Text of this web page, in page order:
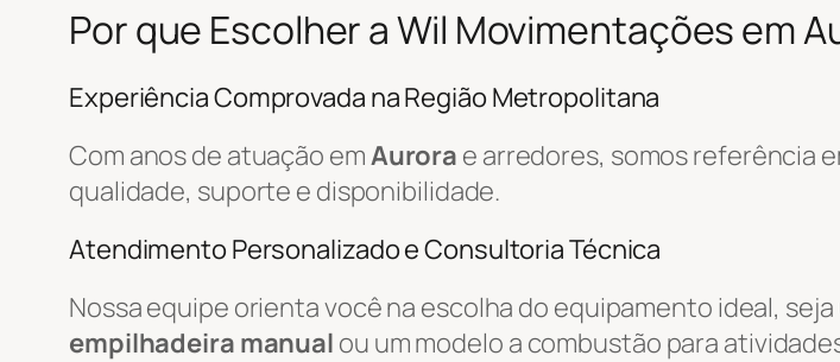
Por que Escolher a Wil Movimentações em
Experiência Comprovada na Região Metropolitana
Com anos de atuação emAurora e arredores, somos referência
qualidade, suporte e disponibilidade.
Atendimento Personalizado e Consultoria Técnica
Nossa equipe orienta você na escolha do equipamento ideal, seja
empilhadeira manual ou um modelo a combustão para